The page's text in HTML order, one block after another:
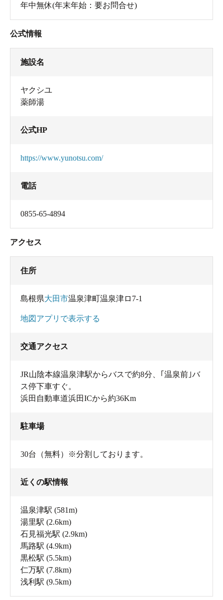
年中無休(年末年始：要お問合せ)
公式情報
施設名
ヤクシユ
薬師湯
公式HP
https://www.yunotsu.com/
電話
0855-65-4894
アクセス
住所
島根県大田市温泉津町温泉津ロ7-1
地図アプリで表示する
交通アクセス
JR山陰本線温泉津駅からバスで約8分、｢温泉前｣バ
ス停下車すぐ。
浜田自動車道浜田ICから約36Km
駐車場
30台（無料）※分割しております。
近くの駅情報
温泉津駅 (581m)
湯里駅 (2.6km)
石見福光駅 (2.9km)
馬路駅 (4.9km)
黒松駅 (5.5km)
仁万駅 (7.8km)
浅利駅 (9.5km)